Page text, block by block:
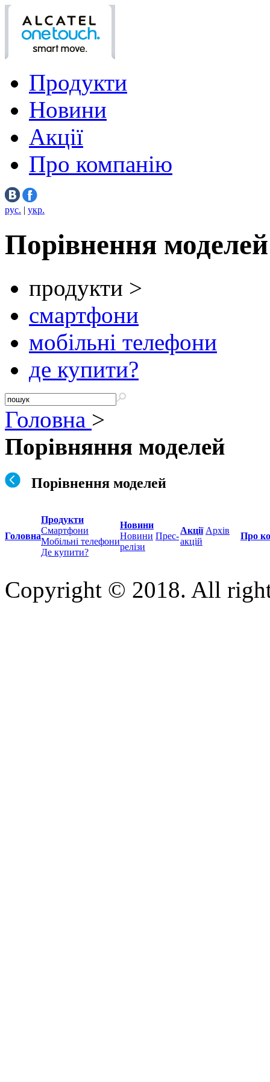
Продукти
Новини
Акції
Про компанію
рус. | укр.
Порівнення моделей
продукти >
смартфони
мобільні телефони
де купити?
Головна >
Порівняння моделей
Порівнення моделей
Головна
Продукти
Смартфони
Мобільні телефони
Де купити?
Новини
Новини Прес-
релізи
Акції Архів
акцій
Про
Copyright © 2018. All